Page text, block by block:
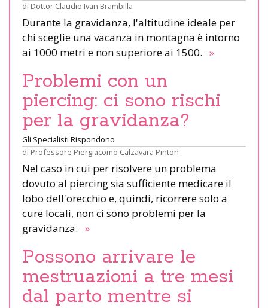
di Dottor Claudio Ivan Brambilla
Durante la gravidanza, l'altitudine ideale per
chi sceglie una vacanza in montagna è intorno
ai 1000 metri e non superiore ai 1500. »
Problemi con un
piercing: ci sono rischi
per la gravidanza?
Gli Specialisti Rispondono
di Professore Piergiacomo Calzavara Pinton
Nel caso in cui per risolvere un problema
dovuto al piercing sia sufficiente medicare il
lobo dell'orecchio e, quindi, ricorrere solo a
cure locali, non ci sono problemi per la
gravidanza. »
Possono arrivare le
mestruazioni a tre mesi
dal parto mentre si